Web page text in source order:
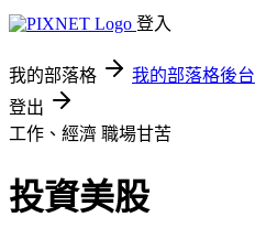
登入
我的部落格 我的部落格後台
登出
工作、經濟 職場甘苦
投資美股